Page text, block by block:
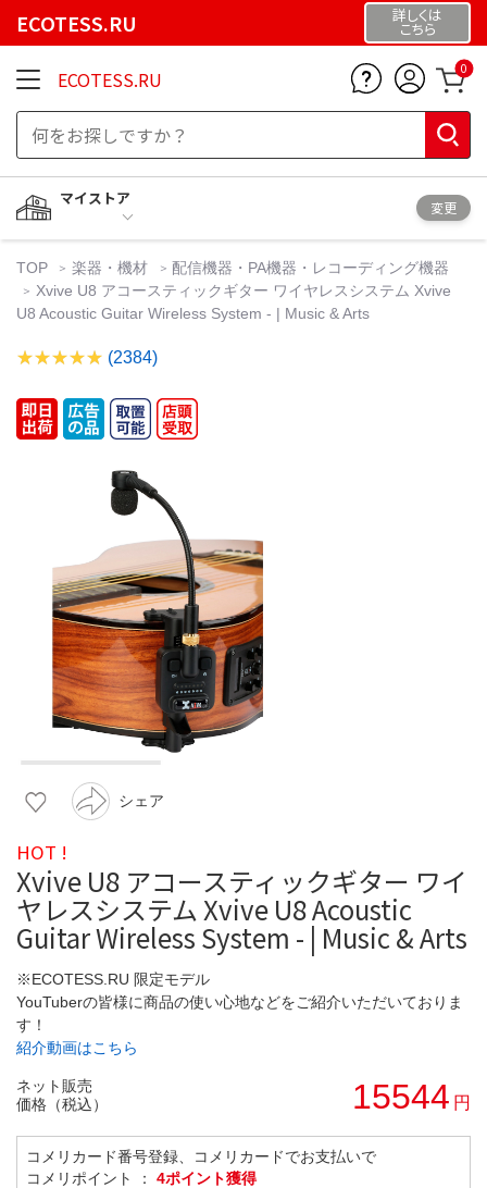
ECOTESS.RU 詳しくは
こちら
ECOTESS.RU 0
マイストア
変更
TOP 楽器・機材
配信機器・PA機器・レコーディング機器
Xvive U8 アコースティックギター ワイヤレスシステム Xvive
U8 Acoustic Guitar Wireless System - | Music & Arts
(2384)
シェア
HOT !
Xvive U8 アコースティックギター ワイ
ヤレスシステム Xvive U8 Acoustic
Guitar Wireless System - | Music & Arts
※ECOTESS.RU 限定モデル
YouTuberの皆様に商品の使い心地などをご紹介いただいておりま
す！
紹介動画はこちら
ネット販売
価格（税込）
15544 円
コメリカード番号登録、コメリカードでお支払いで
コメリポイント ： 4ポイント獲得